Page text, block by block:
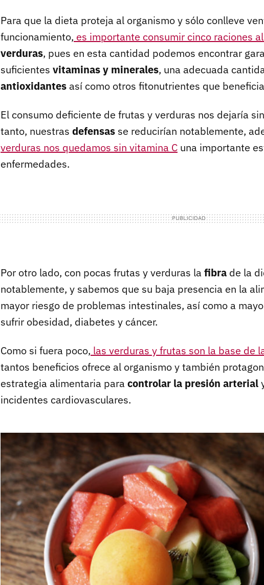
Para que la dieta proteja al organismo y sólo conlleve
funcionamiento, es importante consumir cinco raciones
verduras, pues en esta cantidad podemos encontrar
suficientes vitaminas y minerales, una adecuada
antioxidantes así como otros fitonutrientes que
El consumo deficiente de frutas y verduras nos dejaría
tanto, nuestras defensas se reducirían notablemente,
verduras nos quedamos sin vitamina C una importante
enfermedades.
Por otro lado, con pocas frutas y verduras la fibra de la
notablemente, y sabemos que su baja presencia en la
mayor riesgo de problemas intestinales, así como a
sufrir obesidad, diabetes y cáncer.
Como si fuera poco, las verduras y frutas son la base de
tantos beneficios ofrece al organismo y también
estrategia alimentaria para controlar la presión arterial
incidentes cardiovasculares.